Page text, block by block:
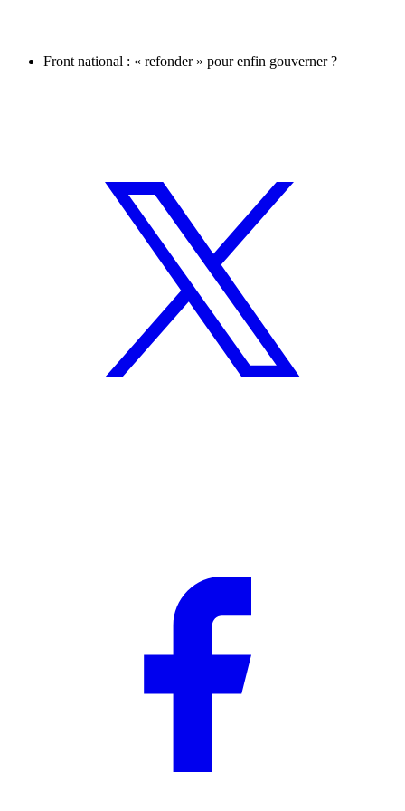
Front national : « refonder » pour enfin gouverner ?